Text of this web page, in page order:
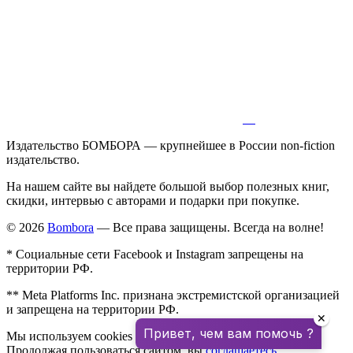
Издательство БОМБОРА — крупнейшее в России non-fiction
издательство.
На нашем сайте вы найдете большой выбор полезных книг,
скидки, интервью с авторами и подарки при покупке.
© 2026 Bombora — Все права защищены. Всегда на волне!
* Социальные сети Facebook и Instagram запрещены на
территории РФ.
** Meta Platforms Inc. признана экстремистской организацией
и запрещена на территории РФ.
Мы используем cookies для улучшения работы сайта.
Продолжая пользоваться сайтом, высоглашаетесь
Привет, чем вам помочь ?
✕